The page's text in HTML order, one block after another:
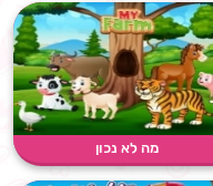
מה לא נכון